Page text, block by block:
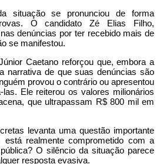
situação se pronunciou de forma
O candidato Zé Elias Filho,
denúncias por ter recebido mais de
se manifestou.
Caetano reforçou que, embora a
narrativa de que suas denúncias são
provou o contrário ou apresentou
Ele reiterou os valores milionários
que ultrapassam R$ 800 mil em
levanta uma questão importante
está realmente comprometido com a
O silêncio da situação parece
resposta evasiva.